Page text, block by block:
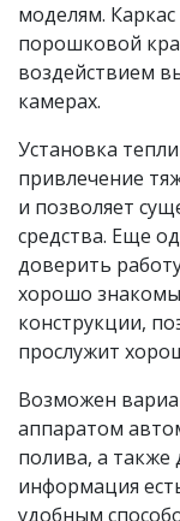
моделям.
порошковой
воздействием
камерах.
Установка
привлечение
и позволяет
средства. Еще
доверить
хорошо знакомы
конструкции,
прослужит
Возможен
аппаратом
полива, а
информация
удобным